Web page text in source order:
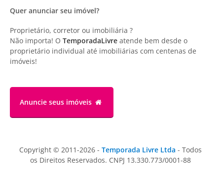
Quer anunciar seu imóvel?
Proprietário, corretor ou imobiliária ?
Não importa! O TemporadaLivre atende bem desde o
proprietário individual até imobiliárias com centenas de
imóveis!
Anuncie seus imóveis
Copyright © 2011-2026 - Temporada Livre Ltda - Todos
os Direitos Reservados. CNPJ 13.330.773/0001-88